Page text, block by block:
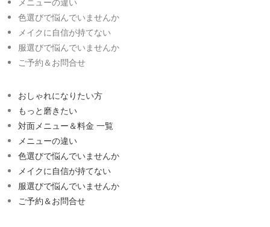
色選びで悩んでいませんか
メイクに自信が持てない
服選びで悩んでいませんか
ご予約＆お問合せ
おしゃれになりたい方
もっと磨きたい
対面メニュー＆料金 一覧
メニューの違い
色選びで悩んでいませんか
メイクに自信が持てない
服選びで悩んでいませんか
ご予約＆お問合せ